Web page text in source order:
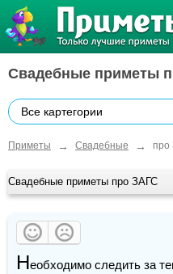
Свадебные приметы
Все картегории
Приметы → Свадебные → про
Свадебные приметы про ЗАГС
Необходимо следить за